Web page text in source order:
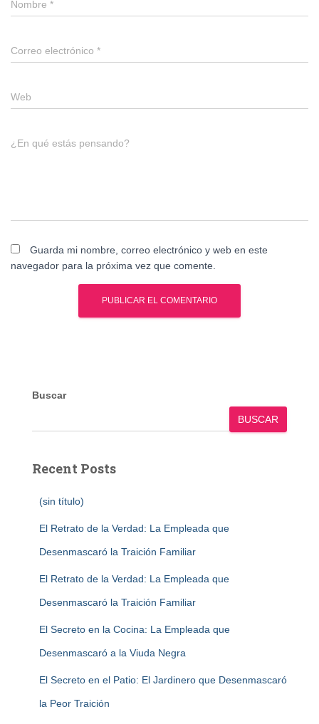
Nombre *
Correo electrónico *
Web
¿En qué estás pensando?
Guarda mi nombre, correo electrónico y web en este
navegador para la próxima vez que comente.
Buscar
BUSCAR
Recent Posts
(sin título)
El Retrato de la Verdad: La Empleada que
Desenmascaró la Traición Familiar
El Retrato de la Verdad: La Empleada que
Desenmascaró la Traición Familiar
El Secreto en la Cocina: La Empleada que
Desenmascaró a la Viuda Negra
El Secreto en el Patio: El Jardinero que Desenmascaró
la Peor Traición